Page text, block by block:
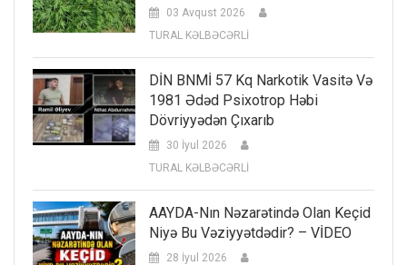
03 Avqust 2026
TURAL KƏLBƏCƏRLİ
DİN BNMİ 57 Kq Narkotik Vasitə Və
1981 Ədəd Psixotrop Həbi
Dövriyyədən Çıxarıb
30 İyul 2026
TURAL KƏLBƏCƏRLİ
AAYDA-Nın Nəzarətində Olan Keçid
Niyə Bu Vəziyyətdədir? – VİDEO
28 İyul 2026